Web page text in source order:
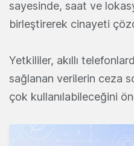
sayesinde, saat ve
birleştirerek cinayeti
Yetkililer, akıllı
sağlanan verilerin ceza
çok kullanılabileceğini